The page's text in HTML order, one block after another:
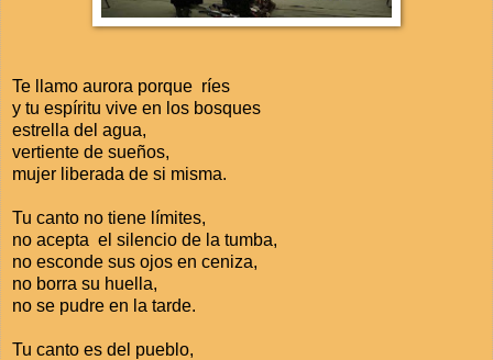
Te llamo aurora porque ríes
y tu espíritu vive en los bosques
estrella del agua,
vertiente de sueños,
mujer liberada de si misma.
Tu canto no tiene límites,
no acepta el silencio de la tumba,
no esconde sus ojos en ceniza,
no borra su huella,
no se pudre en la tarde.
Tu canto es del pueblo,